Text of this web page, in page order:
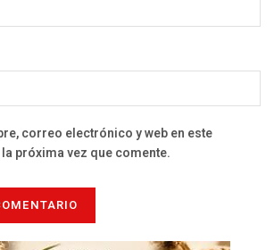
correo electrónico y web en este
próxima vez que comente.